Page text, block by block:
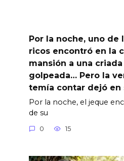
Por la noche, uno de
ricos encontró en la
mansión a una
golpeada… Pero la
temía contar dejó en
Por la noche, el jeque
de su
0 15